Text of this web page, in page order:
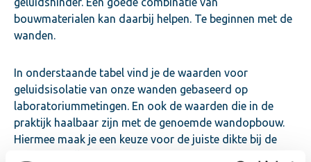
bouwmaterialen kan daarbij helpen. Te beginnen met de
wanden.
In onderstaande tabel vind je de waarden voor
geluidsisolatie van onze wanden gebaseerd op
laboratoriummetingen. En ook de waarden die in de
praktijk haalbaar zijn met de genoemde wandopbouw.
Hiermee maak je een keuze voor de juiste dikte bij de